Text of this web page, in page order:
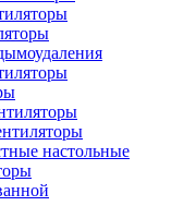
настольные